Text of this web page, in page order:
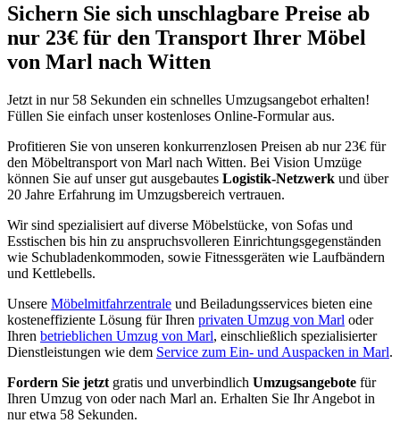
Sichern Sie sich unschlagbare Preise ab
nur 23€ für den Transport Ihrer Möbel
von Marl nach Witten
Jetzt in nur 58 Sekunden ein schnelles Umzugsangebot erhalten!
Füllen Sie einfach unser kostenloses Online-Formular aus.
Profitieren Sie von unseren konkurrenzlosen Preisen ab nur 23€ für
den Möbeltransport von Marl nach Witten. Bei Vision Umzüge
können Sie auf unser gut ausgebautes Logistik-Netzwerk und über
20 Jahre Erfahrung im Umzugsbereich vertrauen.
Wir sind spezialisiert auf diverse Möbelstücke, von Sofas und
Esstischen bis hin zu anspruchsvolleren Einrichtungsgegenständen
wie Schubladenkommoden, sowie Fitnessgeräten wie Laufbändern
und Kettlebells.
Unsere Möbelmitfahrzentrale und Beiladungsservices bieten eine
kosteneffiziente Lösung für Ihren privaten Umzug von Marl oder
Ihren betrieblichen Umzug von Marl, einschließlich spezialisierter
Dienstleistungen wie dem Service zum Ein- und Auspacken in Marl.
Fordern Sie jetzt gratis und unverbindlich Umzugsangebote für
Ihren Umzug von oder nach Marl an. Erhalten Sie Ihr Angebot in
nur etwa 58 Sekunden.